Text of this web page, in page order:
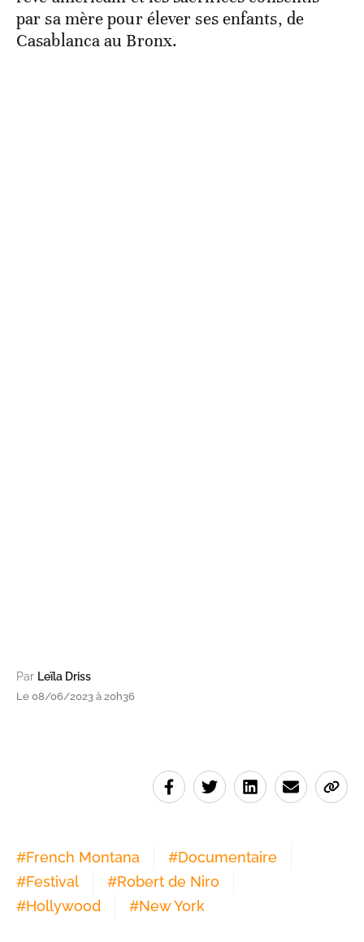
par sa mère pour élever ses enfants, de
Casablanca au Bronx.
Par Leïla Driss
Le 08/06/2023 à 20h36
#French Montana #Documentaire
#Festival #Robert de Niro
#Hollywood #New York